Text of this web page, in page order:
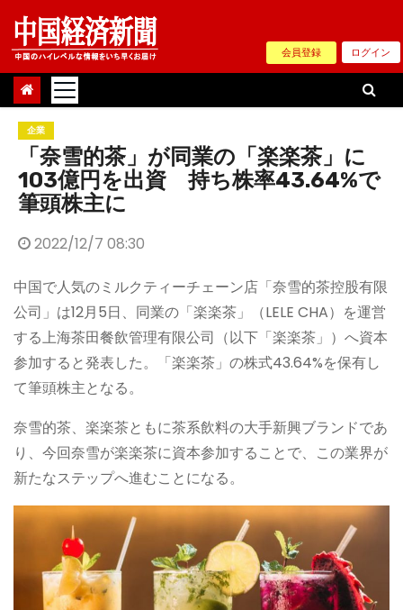
Skip
content
会員登録 ログイン
企業
「奈雪的茶」が同業の「楽楽茶」に
103億円を出資 持ち株率43.64%で
筆頭株主に
2022/12/7 08:30
中国で人気のミルクティーチェーン店「奈雪的茶控股有限
公司」は12月5日、同業の「楽楽茶」（LELE CHA）を運営
する上海茶田餐飲管理有限公司（以下「楽楽茶」）へ資本
参加すると発表した。「楽楽茶」の株式43.64%を保有し
て筆頭株主となる。
奈雪的茶、楽楽茶ともに茶系飲料の大手新興ブランドであ
り、今回奈雪が楽楽茶に資本参加することで、この業界が
新たなステップへ進むことになる。